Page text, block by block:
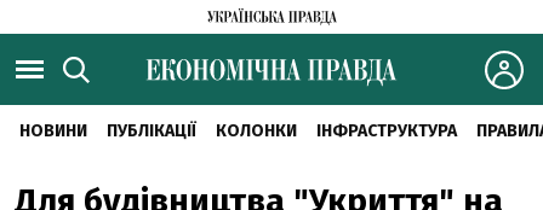
НОВИНИ ПУБЛІКАЦІЇ КОЛОНКИ ІНФРАСТРУКТУРА
Для будівництва "Укриття" на